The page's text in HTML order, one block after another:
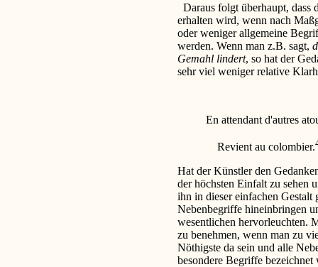
Daraus folgt überhaupt, dass
erhalten wird, wenn nach
oder weniger allgemeine
werden. Wenn man z.B. sagt,
Gemahl lindert, so hat der
sehr viel weniger relative
En attendant d'autres
Revient au colombier.
Hat der Künstler den
der höchsten Einfalt zu sehen
ihn in dieser einfachen Gestalt
Nebenbegriffe hineinbringen
wesentlichen hervorleuchten.
zu benehmen, wenn man zu
Nöthigste da sein und alle
besondere Begriffe bezeichnet